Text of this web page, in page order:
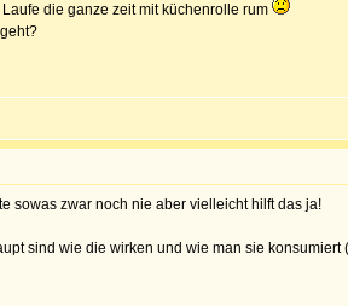
die ganze zeit mit küchenrolle rum
sowas zwar noch nie aber vielleicht hilft das ja!
sind wie die wirken und wie man sie